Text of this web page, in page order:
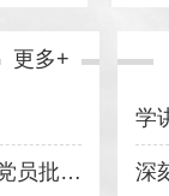
更多+
中共中央印发《中国共产党处分违纪党员批准权限和程序规定》 深